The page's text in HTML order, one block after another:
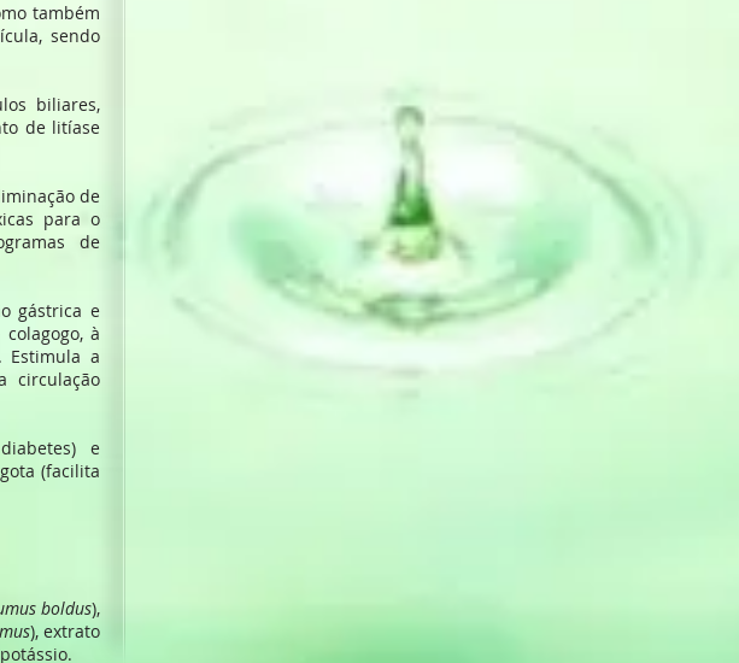
também
sendo
biliares,
de litíase
de
para o
de
gástrica e
à
Estimula a
circulação
e
(facilita
boldus),
), extrato